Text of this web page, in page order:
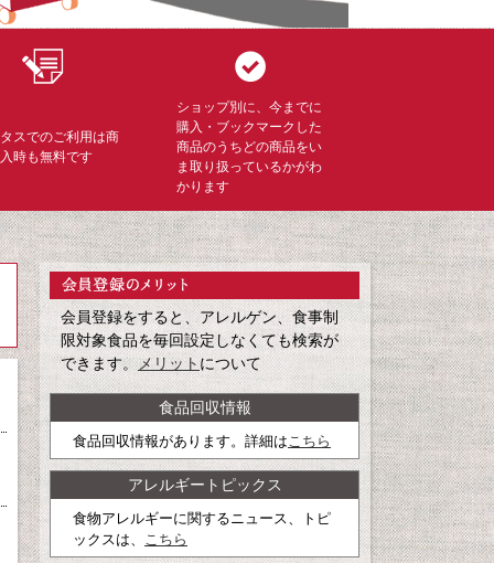
スでのご利用は商
時も無料です
ショップ別に、今までに
購入・ブックマークした
商品のうちどの商品をい
ま取り扱っているかがわ
かります
会員登録をすると、アレルゲン、食事制
限対象食品を毎回設定しなくても検索が
できます。メリットについて
食品回収情報
食品回収情報があります。詳細は こちら
アレルギートピックス
食物アレルギーに関するニュース、トピ
ックスは、
こちら